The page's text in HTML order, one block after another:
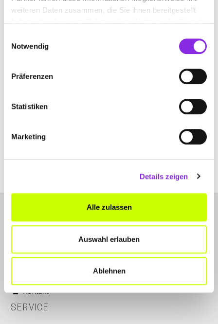
weiteren Daten zusammen, die Sie ihnen bereitgestellt
Notwendig
Präferenzen
Statistiken
Marketing
Details zeigen
Alle zulassen
Auswahl erlauben
Ablehnen
Finden
Jetzt geöffnet
+49682544263
sportstiwi-illingen.de
Kontakt
SERVICE